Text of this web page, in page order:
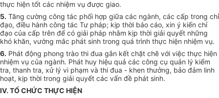
thực hiện tốt các nhiệm vụ được giao.
5. Tăng cường công tác phối hợp giữa các ngành, các cấp trong chỉ
đạo, điều hành công tác Tư pháp; kịp thời báo cáo, xin ý kiến chỉ
đạo của cấp trên để có giải pháp nhằm kịp thời giải quyết những
khó khăn, vướng mắc phát sinh trong quá trình thực hiện nhiệm vụ.
6. Phát động phong trào thi đua gắn kết chặt chẽ với việc thực hiện
nhiệm vụ của ngành. Phát huy hiệu quả các công cụ quản lý kiểm
tra, thanh tra, xử lý vi phạm và thi đua - khen thưởng, bảo đảm linh
hoạt, kịp thời trong giải quyết các vấn đề phát sinh.
IV. TỔ CHỨC THỰC HIỆN